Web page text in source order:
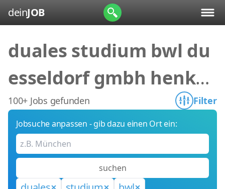
deinJOB
duales studium bwl du
esseldorf gmbh henkel
beiz-
100+ Jobs gefunden Filter
Jobsuche anpassen - gib dazu einen Ort ein:
suchen